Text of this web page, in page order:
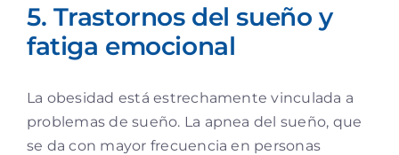
5. Trastornos del sueño y
fatiga emocional
La obesidad está estrechamente vinculada a
problemas de sueño. La apnea del sueño, que
se da con mayor frecuencia en personas